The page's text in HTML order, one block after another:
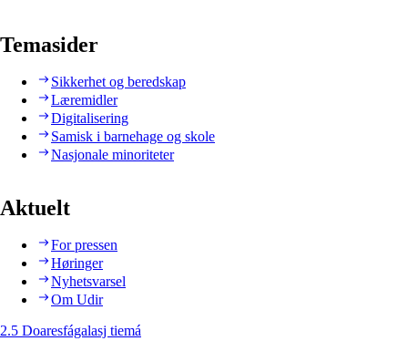
Temasider
Sikkerhet og beredskap
Læremidler
Digitalisering
Samisk i barnehage og skole
Nasjonale minoriteter
Aktuelt
For pressen
Høringer
Nyhetsvarsel
Om Udir
2.5 Doaresfágalasj tiemá